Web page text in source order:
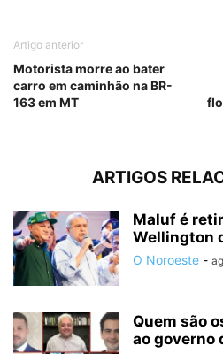
Artigo anterior
Motorista morre ao bater
carro em caminhão na BR-
163 em MT
ARTIGOS
Maluf é
Wellington
O Noroeste -
Quem são
ao governo